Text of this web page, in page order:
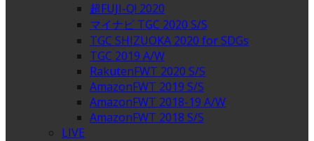
超FUJI-Q! 2020
マイナビ TGC 2020 S/S
TGC SHIZUOKA 2020 for SDGs
TGC 2019 A/W
RakutenFWT 2020 S/S
AmazonFWT 2019 S/S
AmazonFWT 2018-19 A/W
AmazonFWT 2018 S/S
LIVE